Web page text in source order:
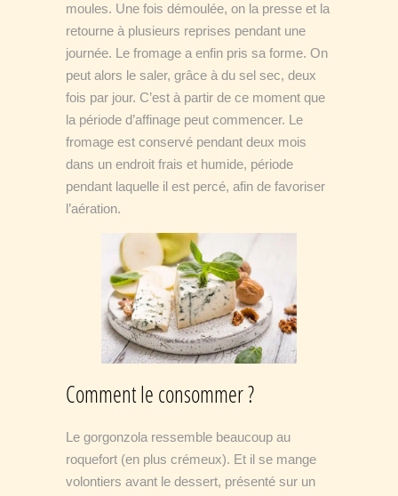
moules. Une fois démoulée, on la presse et la
retourne à plusieurs reprises pendant une
journée. Le fromage a enfin pris sa forme. On
peut alors le saler, grâce à du sel sec, deux
fois par jour. C’est à partir de ce moment que
la période d’affinage peut commencer. Le
fromage est conservé pendant deux mois
dans un endroit frais et humide, période
pendant laquelle il est percé, afin de favoriser
l’aération.
Comment le consommer ?
Le gorgonzola ressemble beaucoup au
roquefort (en plus crémeux). Et il se mange
volontiers avant le dessert, présenté sur un